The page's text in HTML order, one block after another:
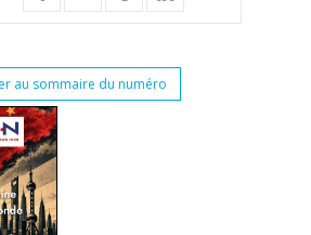
au sommaire du numéro